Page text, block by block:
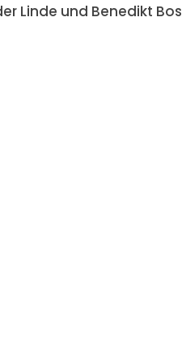
Linde und Benedikt